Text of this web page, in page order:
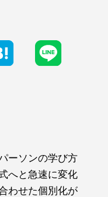
ーソンの学び方
へと急速に変化
わせた個別化が